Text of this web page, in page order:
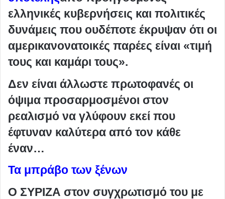
ελληνικές κυβερνήσεις και πολιτικές
δυνάμεις που ουδέποτε έκρυψαν ότι οι
αμερικανονατοικές παρέες είναι «τιμή
τους και καμάρι τους».
Δεν είναι άλλωστε πρωτοφανές οι
όψιμα προσαρμοσμένοι στον
ρεαλισμό να γλύφουν εκεί που
έφτυναν καλύτερα από τον κάθε
έναν…
Τα μπράβο των ξένων
Ο ΣΥΡΙΖΑ στον συγχρωτισμό του με